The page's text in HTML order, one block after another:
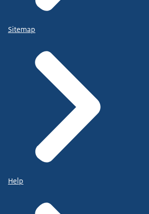
Sitemap
Help